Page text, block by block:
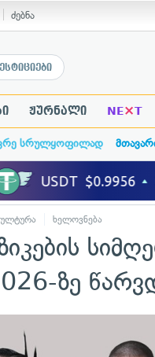
ძებნა
ჟურნალი NE×T
სრულყოფილად
ხელოვნება
ზე